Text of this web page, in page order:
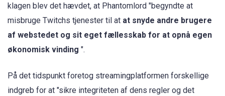
klagen blev det hævdet, at Phantomlord "begyndte at
misbruge Twitchs tjenester til at at snyde andre brugere
af webstedet og sit eget fællesskab for at opnå egen
økonomisk vinding ".
På det tidspunkt foretog streamingplatformen forskellige
indgreb for at "sikre integriteten af dens regler og det